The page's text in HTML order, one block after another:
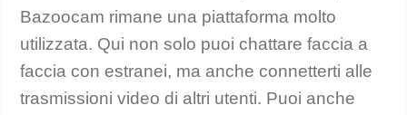
Bazoocam rimane una piattaforma molto
utilizzata. Qui non solo puoi chattare faccia a
faccia con estranei, ma anche connetterti alle
trasmissioni video di altri utenti. Puoi anche